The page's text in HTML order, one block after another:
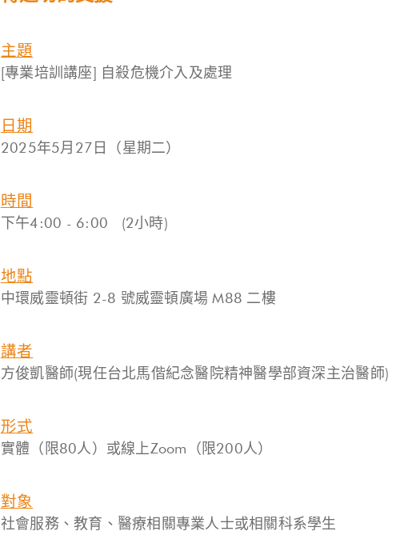
主題
[專業培訓講座] 自殺危機介入及處理
日期
2025年5月27日（星期二）
時間
下午4:00 - 6:00 (2小時)
地點
中環威靈頓街 2-8 號威靈頓廣場 M88 二樓
講者
方俊凱醫師(現任台北馬偕紀念醫院精神醫學部資深主治醫師)
形式
實體（限80人）或線上Zoom（限200人）
對象
社會服務、教育、醫療相關專業人士或相關科系學生